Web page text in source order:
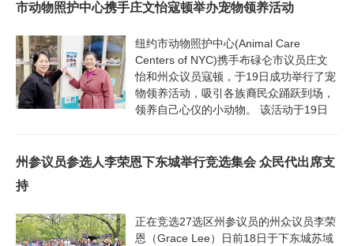
市动物照护中心携手庄文怡寇顿举办宠物领养活动
纽约市动物照护中心(Animal Care
Centers of NYC)携手布碌仑市议员庄文
怡和州众议员寇顿，于19日成功举行了宠
物领养活动，吸引各族裔民众踊跃到场，
领养自己心仪的小动物。 该活动于19日
州参议员参选人李荣恩下东城举行竞选集会 众民代出席支
持
正在竞选27选区州参议员的州众议员李荣
恩（Grace Lee）日前18日于下东城苏域